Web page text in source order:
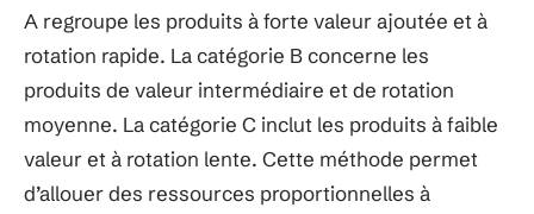
A regroupe les produits à forte valeur ajoutée et à
rotation rapide. La catégorie B concerne les
produits de valeur intermédiaire et de rotation
moyenne. La catégorie C inclut les produits à faible
valeur et à rotation lente. Cette méthode permet
d’allouer des ressources proportionnelles à